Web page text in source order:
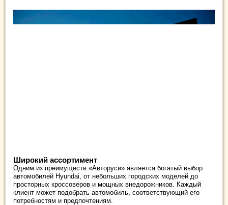
Широкий ассортимент
Одним из преимуществ «Авторуси» является богатый выбор
автомобилей Hyundai, от небольших городских моделей до
просторных кроссоверов и мощных внедорожников. Каждый
клиент может подобрать автомобиль, соответствующий его
потребностям и предпочтениям.